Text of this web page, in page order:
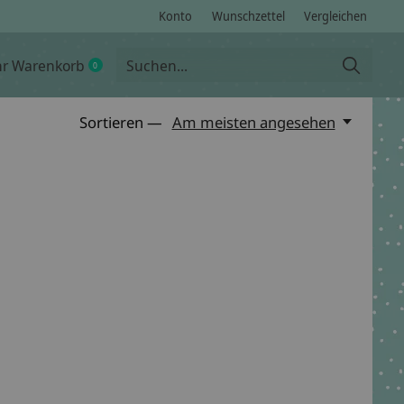
Konto Wunschzettel Vergleichen
Warenkorb 0items
Sortieren — Am meisten angesehen